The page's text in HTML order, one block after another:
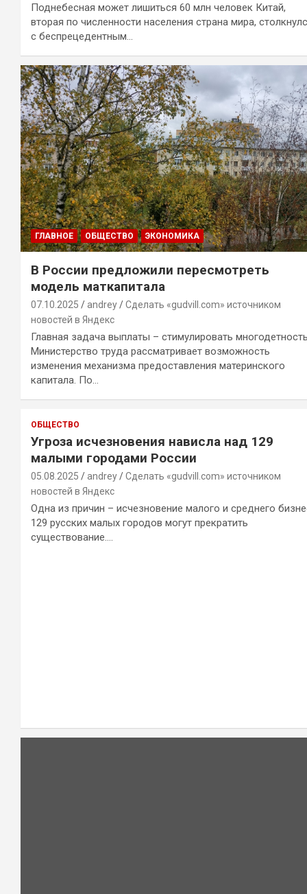
Поднебесная может лишиться 60 млн человек Китай,
вторая по численности населения страна мира,
с беспрецедентным…
ГЛАВНОЕ ОБЩЕСТВО ЭКОНОМИКА
В России предложили пересмотреть
модель маткапитала
07.10.2025 andrey
Сделать «gudvill.com» источником
новостей в Яндекс
Главная задача выплаты – стимулировать
Министерство труда рассматривает возможность
изменения механизма предоставления материнского
капитала. По…
ОБЩЕСТВО
Угроза исчезновения нависла над 129
малыми городами России
05.08.2025 andrey
Сделать «gudvill.com» источником
новостей в Яндекс
Одна из причин – исчезновение малого и среднего
129 русских малых городов могут прекратить
существование.…